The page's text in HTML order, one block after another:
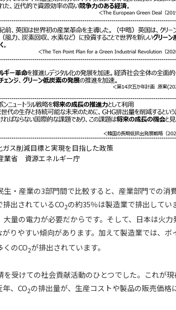
ス削減目標と実現を目指した政策
業省 資源エネルギー庁
・産業の3部門間で比較すると、産業部門での消
出されているCO2の約35％は製造業で排出してい
量の電力が必要だからです。そして、日本は火
りやすい傾向があります。加えて製造業では、ボ
のCO2が排出されています。
受けての社会貢献活動のひとつでした。これが
、CO2の排出量が、生産コストや製品の販売価格